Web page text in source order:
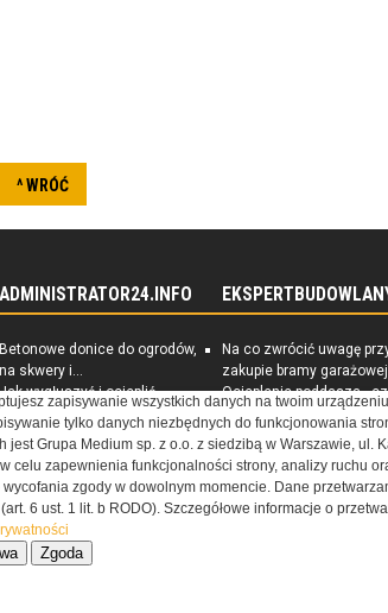
^ WRÓĆ
ADMINISTRATOR24.INFO
Betonowe donice do ogrodów,
na skwery i...
Jak wygłuszyć i ocieplić
piwnicę
Rynek nieruchomości
Darmowe ebooki dla
zarządców nieruchomości
Na co zwrócić uwagę
zakupie bramy
Ocieplenie poddasza -
jest skuteczna izolacja?
PORADNIK: Sposoby na
energooszczędny i
zapisywanie wszystkich danych na twoim
tylko danych niezbędnych do funkcjonowania
jest Grupa Medium sp. z o.o. z siedzibą w Warszawie, ul.
celu zapewnienia funkcjonalności strony, analizy ruchu
zgody w dowolnym momencie. Dane
6 ust. 1 lit. b RODO). Szczegółowe informacje o
Zgoda